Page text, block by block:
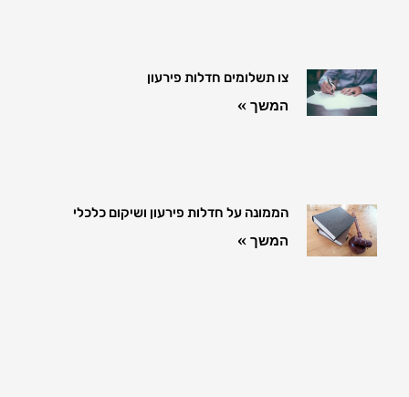
צו תשלומים חדלות פירעון
המשך »
הממונה על חדלות פירעון ושיקום כלכלי
המשך »